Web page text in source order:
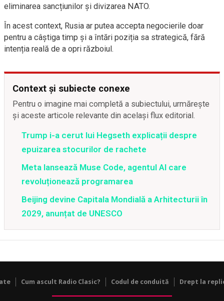
eliminarea sancțiunilor și divizarea NATO.
În acest context, Rusia ar putea accepta negocierile doar
pentru a câștiga timp și a întări poziția sa strategică, fără
intenția reală de a opri războiul.
Context și subiecte conexe
Pentru o imagine mai completă a subiectului, urmărește
și aceste articole relevante din același flux editorial.
Trump i-a cerut lui Hegseth explicații despre
epuizarea stocurilor de rachete
Meta lansează Muse Code, agentul AI care
revoluționează programarea
Beijing devine Capitala Mondială a Arhitecturii în
2029, anunțat de UNESCO
Cum ascult Radio Clasic? Codul de conduită Drept la